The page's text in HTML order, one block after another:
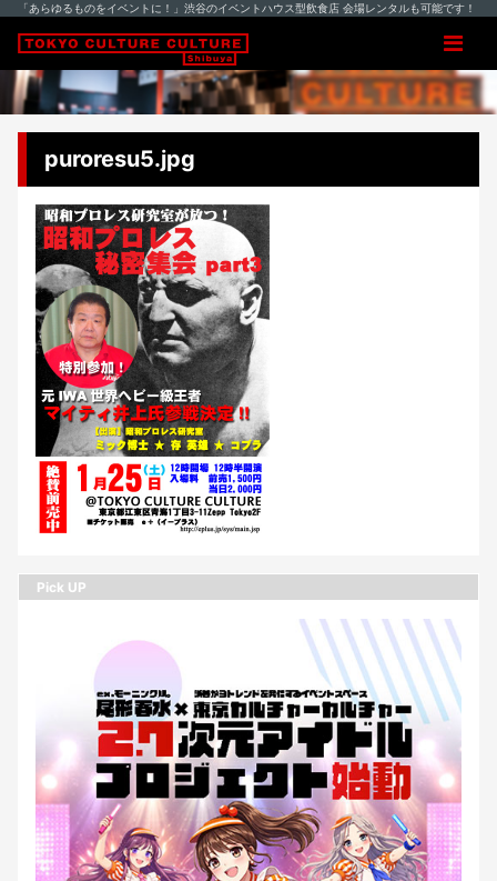
「あらゆるものをイベントに！」渋谷のイベントハウス型飲食店 会場レンタルも可能です！
puroresu5.jpg
Pick UP